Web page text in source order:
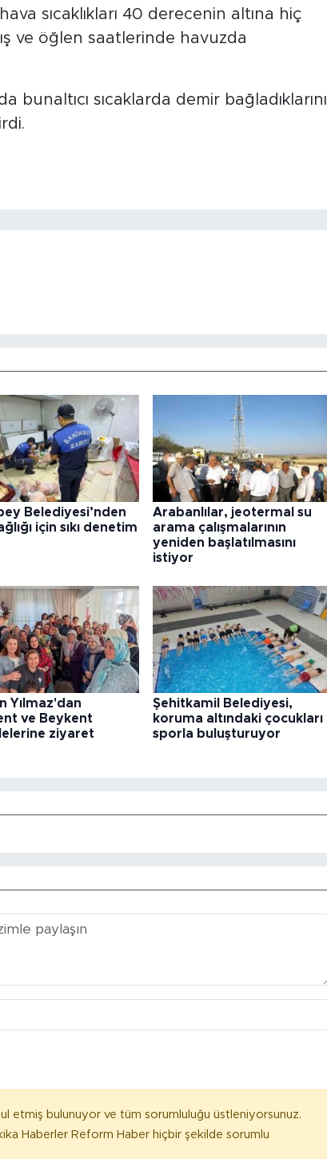
sıcaklıkları 40 derecenin altına hiç
ve öğlen saatlerinde havuzda
bunaltıcı sıcaklarda demir bağladıklarını
Belediyesi’nden
için sıkı denetim
Arabanlılar, jeotermal su
arama çalışmalarının
yeniden başlatılmasını
istiyor
Yılmaz'dan
ve Beykent
ziyaret
Şehitkamil Belediyesi,
koruma altındaki çocukları
sporla buluşturuyor
etmiş bulunuyor ve tüm sorumluluğu üstleniyorsunuz.
Haberler Reform Haber hiçbir şekilde sorumlu